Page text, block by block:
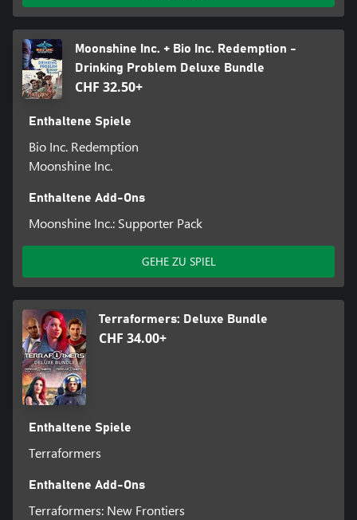
Moonshine Inc. + Bio Inc. Redemption -
Drinking Problem Deluxe Bundle
CHF 32.50+
Enthaltene Spiele
Bio Inc. Redemption
Moonshine Inc.
Enthaltene Add-Ons
Moonshine Inc.: Supporter Pack
GEHE ZU SPIEL
Terraformers: Deluxe Bundle
CHF 34.00+
Enthaltene Spiele
Terraformers
Enthaltene Add-Ons
Terraformers: New Frontiers